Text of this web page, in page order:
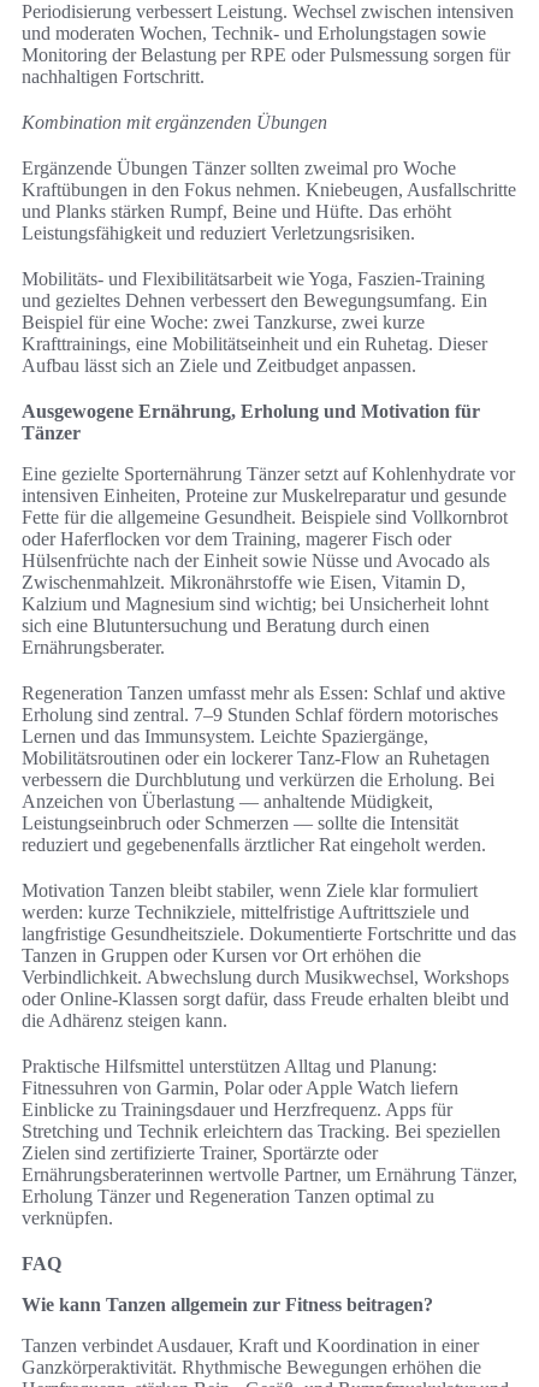
Periodisierung verbessert Leistung. Wechsel zwischen intensiven
und moderaten Wochen, Technik- und Erholungstagen sowie
Monitoring der Belastung per RPE oder Pulsmessung sorgen für
nachhaltigen Fortschritt.
Kombination mit ergänzenden Übungen
Ergänzende Übungen Tänzer sollten zweimal pro Woche
Kraftübungen in den Fokus nehmen. Kniebeugen, Ausfallschritte
und Planks stärken Rumpf, Beine und Hüfte. Das erhöht
Leistungsfähigkeit und reduziert Verletzungsrisiken.
Mobilitäts- und Flexibilitätsarbeit wie Yoga, Faszien-Training
und gezieltes Dehnen verbessert den Bewegungsumfang. Ein
Beispiel für eine Woche: zwei Tanzkurse, zwei kurze
Krafttrainings, eine Mobilitätseinheit und ein Ruhetag. Dieser
Aufbau lässt sich an Ziele und Zeitbudget anpassen.
Ausgewogene Ernährung, Erholung und Motivation für
Tänzer
Eine gezielte Sporternährung Tänzer setzt auf Kohlenhydrate vor
intensiven Einheiten, Proteine zur Muskelreparatur und gesunde
Fette für die allgemeine Gesundheit. Beispiele sind Vollkornbrot
oder Haferflocken vor dem Training, magerer Fisch oder
Hülsenfrüchte nach der Einheit sowie Nüsse und Avocado als
Zwischenmahlzeit. Mikronährstoffe wie Eisen, Vitamin D,
Kalzium und Magnesium sind wichtig; bei Unsicherheit lohnt
sich eine Blutuntersuchung und Beratung durch einen
Ernährungsberater.
Regeneration Tanzen umfasst mehr als Essen: Schlaf und aktive
Erholung sind zentral. 7–9 Stunden Schlaf fördern motorisches
Lernen und das Immunsystem. Leichte Spaziergänge,
Mobilitätsroutinen oder ein lockerer Tanz-Flow an Ruhetagen
verbessern die Durchblutung und verkürzen die Erholung. Bei
Anzeichen von Überlastung — anhaltende Müdigkeit,
Leistungseinbruch oder Schmerzen — sollte die Intensität
reduziert und gegebenenfalls ärztlicher Rat eingeholt werden.
Motivation Tanzen bleibt stabiler, wenn Ziele klar formuliert
werden: kurze Technikziele, mittelfristige Auftrittsziele und
langfristige Gesundheitsziele. Dokumentierte Fortschritte und das
Tanzen in Gruppen oder Kursen vor Ort erhöhen die
Verbindlichkeit. Abwechslung durch Musikwechsel, Workshops
oder Online-Klassen sorgt dafür, dass Freude erhalten bleibt und
die Adhärenz steigen kann.
Praktische Hilfsmittel unterstützen Alltag und Planung:
Fitnessuhren von Garmin, Polar oder Apple Watch liefern
Einblicke zu Trainingsdauer und Herzfrequenz. Apps für
Stretching und Technik erleichtern das Tracking. Bei speziellen
Zielen sind zertifizierte Trainer, Sportärzte oder
Ernährungsberaterinnen wertvolle Partner, um Ernährung Tänzer,
Erholung Tänzer und Regeneration Tanzen optimal zu
verknüpfen.
FAQ
Wie kann Tanzen allgemein zur Fitness beitragen?
Tanzen verbindet Ausdauer, Kraft und Koordination in einer
Ganzkörperaktivität. Rhythmische Bewegungen erhöhen die